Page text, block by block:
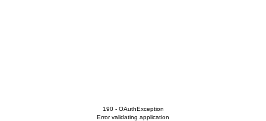
190 - OAuthException
Error validating application